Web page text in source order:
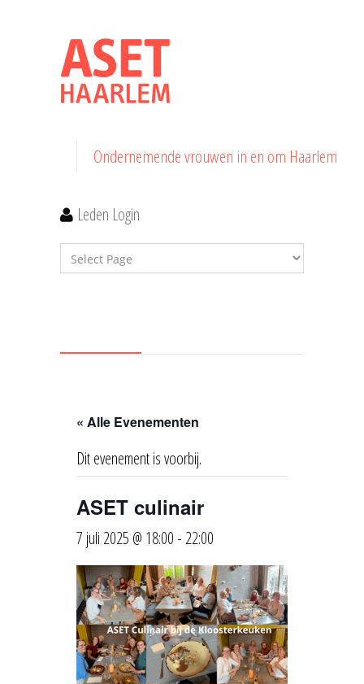
Ondernemende vrouwen in en om Haarlem
Leden Login
« Alle Evenementen
Dit evenement is voorbij.
ASET culinair
7 juli 2025 @ 18:00 - 22:00